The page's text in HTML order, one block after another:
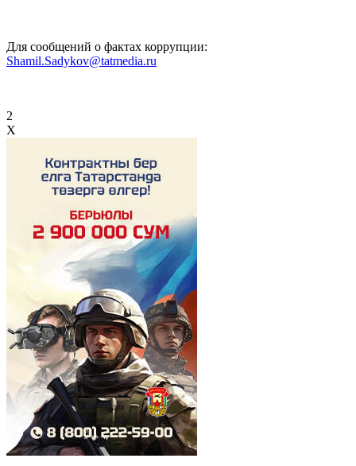
Для сообщений о фактах коррупции:
Shamil.Sadykov@tatmedia.ru
2
X